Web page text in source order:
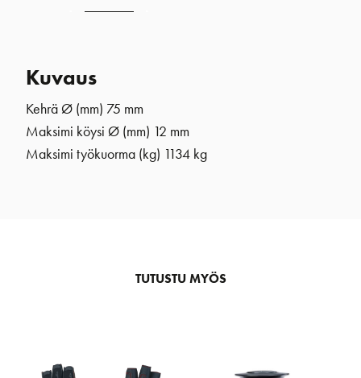
Kuvaus
Kehrä Ø (mm) 75 mm
Maksimi köysi Ø (mm) 12 mm
Maksimi työkuorma (kg) 1134 kg
TUTUSTU MYÖS